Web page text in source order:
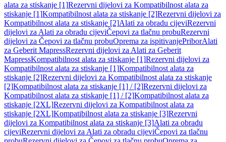
alata za stiskanje [1]Rezervni dijelovi za Kompatibilnost alata za
stiskanje [1]Kompatibilnost alata za stiskanje [2]Rezervni dijelovi za
Kompatibilnost alata za stiskanje [2]Alati za obradu cijeviRezervni
dijelovi za Alati za obradu cijeviČepovi za tlačnu probuRezervni
dijelovi za Čepovi za tlačnu probuOprema za ispitivanjePriborAlati
za Geberit MapressRezervni dijelovi za Alati za Geberit
MapressKompatibilnost alata za stiskanje [1]Rezervni dijelovi za
Kompatibilnost alata za stiskanje [1]Kompatibilnost alata za
stiskanje [2]Rezervni dijelovi za Kompatibilnost alata za stiskanje
[2]Kompatibilnost alata za stiskanje [1] / [2]Rezervni dijelovi za
Kompatibilnost alata za stiskanje [1] / [2]Kompatibilnost alata za
stiskanje [2XL]Rezervni dijelovi za Kompatibilnost alata za
stiskanje [2XL]Kompatibilnost alata za stiskanje [3]Rezervni
dijelovi za Kompatibilnost alata za stiskanje [3]Alati za obradu
cijeviRezervni dijelovi za Alati za obradu cijeviČepovi za tlačnu